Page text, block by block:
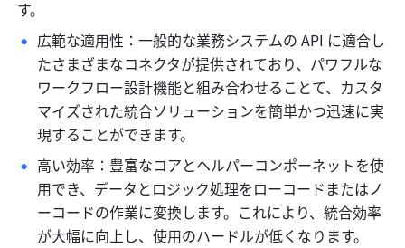
す。
広範な適用性：一般的な業務システムの API に適合し
たさまざまなコネクタが提供されており、パワフルな
ワークフロー設計機能と組み合わせることて、カスタ
マイズされた統合ソリューションを簡単かつ迅速に実
現することができます。
高い効率：豊富なコアとヘルパーコンポーネットを使
用でき、データとロジック処理をローコードまたはノ
ーコードの作業に変換します。これにより、統合効率
が大幅に向上し、使用のハードルが低くなります。